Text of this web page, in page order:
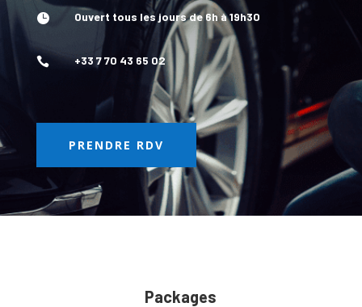
 Ouvert tous les jours de 6h à 19h30
 +33 7 70 43 65 02
PRENDRE RDV
Packages